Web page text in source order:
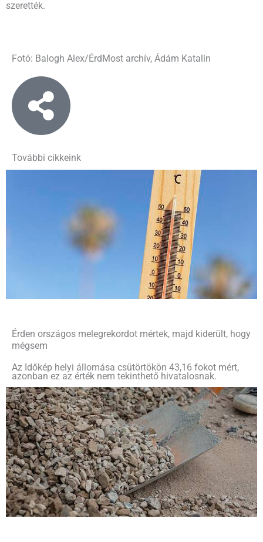
szerették.
Fotó: Balogh Alex/ÉrdMost archív, Ádám Katalin
További cikkeink
Érden országos melegrekordot mértek, majd kiderült, hogy
mégsem
Az Időkép helyi állomása csütörtökön 43,16 fokot mért,
azonban ez az érték nem tekinthető hivatalosnak.